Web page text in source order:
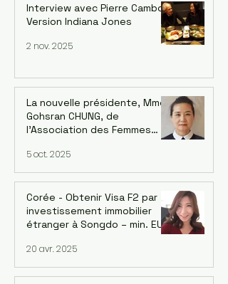
Interview avec Pierre Cambon,
Version Indiana Jones
2 nov. 2025
La nouvelle présidente, Mme
Gohsran CHUNG, de
l’Association des Femmes
Coréennes en France (AFCF-
Kowin France) inaugure un
forum sur le leadership
féminin et la Symphonie le 18
octobre à Saint-Mandé
5 oct. 2025
Corée - Obtenir Visa F2 par
investissement immobilier
étranger à Songdo – min. EUR
marché
20 avr. 2025